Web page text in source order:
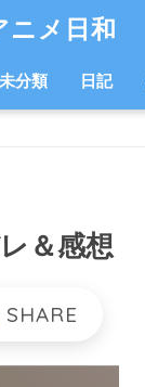
ニメ日和
未分類 日記
＆感想